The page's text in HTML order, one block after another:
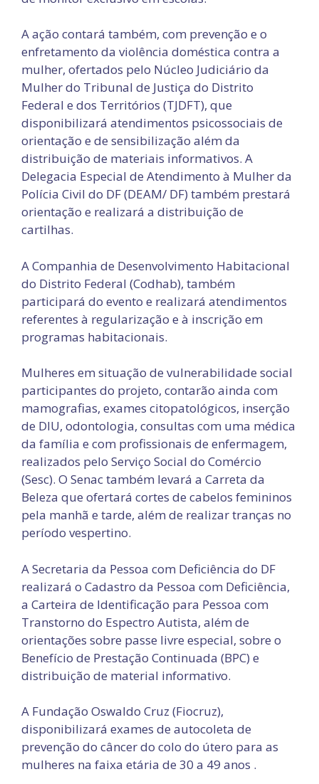
A ação contará também, com prevenção e o
enfretamento da violência doméstica contra a
mulher, ofertados pelo Núcleo Judiciário da
Mulher do Tribunal de Justiça do Distrito
Federal e dos Territórios (TJDFT), que
disponibilizará atendimentos psicossociais de
orientação e de sensibilização além da
distribuição de materiais informativos. A
Delegacia Especial de Atendimento à Mulher da
Polícia Civil do DF (DEAM/ DF) também prestará
orientação e realizará a distribuição de
cartilhas.
A Companhia de Desenvolvimento Habitacional
do Distrito Federal (Codhab), também
participará do evento e realizará atendimentos
referentes à regularização e à inscrição em
programas habitacionais.
Mulheres em situação de vulnerabilidade social
participantes do projeto, contarão ainda com
mamografias, exames citopatológicos, inserção
de DIU, odontologia, consultas com uma médica
da família e com profissionais de enfermagem,
realizados pelo Serviço Social do Comércio
(Sesc). O Senac também levará a Carreta da
Beleza que ofertará cortes de cabelos femininos
pela manhã e tarde, além de realizar tranças no
período vespertino.
A Secretaria da Pessoa com Deficiência do DF
realizará o Cadastro da Pessoa com Deficiência,
a Carteira de Identificação para Pessoa com
Transtorno do Espectro Autista, além de
orientações sobre passe livre especial, sobre o
Benefício de Prestação Continuada (BPC) e
distribuição de material informativo.
A Fundação Oswaldo Cruz (Fiocruz),
disponibilizará exames de autocoleta de
prevenção do câncer do colo do útero para as
mulheres na faixa etária de 30 a 49 anos .